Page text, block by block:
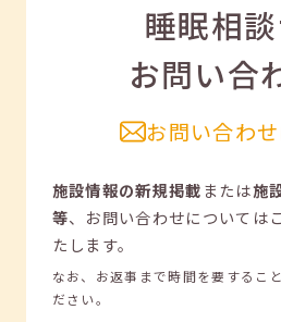
睡眠相
お問い合
お問い合わ
施設情報の新規掲載または施
等、 お問い合わせについては
たします。
なお、お返事まで時間を要するこ
ださい。